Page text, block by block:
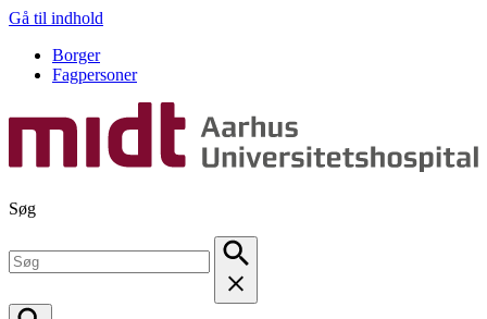
Gå til indhold
Borger
Fagpersoner
Søg